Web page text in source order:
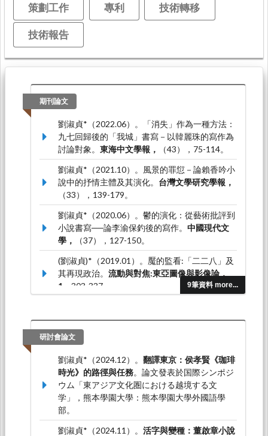
策劃工作 專利 技術轉移
技術報告
期刊論文
9筆資料 more...
劉淑貞*（2022.06）。「消失」作為一種方法：
九七回歸後的「我城」書寫－以韓麗珠的寫作為
討論對象。 東海中文學報，
（43），75-114。
劉淑貞*（2021.10）。風景的罪愆－論賴香吟小
說中的抒情主體及其演化。 台灣文學研究學報，
（33），139-179。
劉淑貞*（2020.06）。鬱的演化：從藝術批評到
小說書寫──論李渝保釣後的寫作。 中國現代文
學，
（37），127-150。
(劉淑貞)*（2019.01）。魘的監看:「二二八」及
其再現政治。 流動與對焦:東亞圖像與影像論，
1
，303-337。
論郭松棻的小說。中山人文學報，44，33-54。
研討會論文
劉淑貞*（2024.12）。 翻譯東京：侯孝賢《珈琲
時光》的路徑與任務。論文發表於国際シンポジ
ウム「東アジア文化圏における越境する文
学」，熊本學園大學：熊本學園大學外國語學
部。
劉淑貞*（2024.11）。 活字與變種：董啟章小說